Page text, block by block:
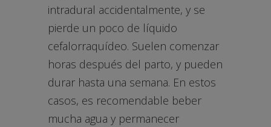
intradural accidentalmente, y se
pierde un poco de líquido
cefalorraquídeo. Suelen comenzar
horas después del parto, y pueden
durar hasta una semana. En estos
casos, es recomendable beber
mucha agua y permanecer